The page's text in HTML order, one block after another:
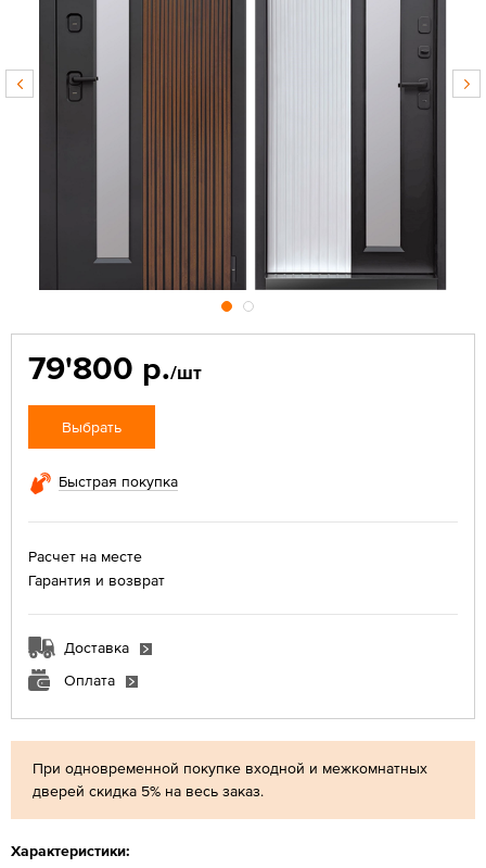
При одновременной покупке входной и межкомнатных
дверей скидка 5% на весь заказ.
Характеристики:
79'800 р./шт
Выбрать
Быстрая покупка
Расчет на месте
Гарантия и возврат
Доставка
Оплата